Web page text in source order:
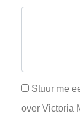
Stuur me
over Victoria